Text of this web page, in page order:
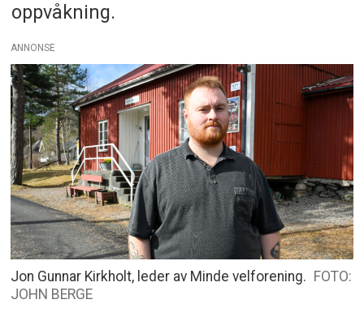
oppvåkning.
ANNONSE
Jon Gunnar Kirkholt, leder av Minde velforening. FOTO:
JOHN BERGE